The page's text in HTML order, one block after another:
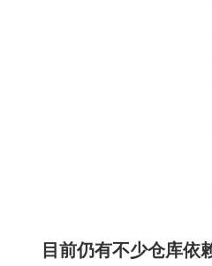
目前仍有不少仓库依